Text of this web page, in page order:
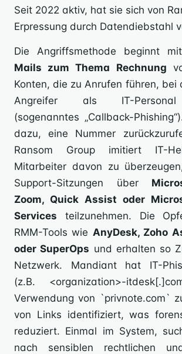
Seit 2022 aktiv, hat sie sich von
Erpressung durch Datendiebstahl
Die Angriffsmethode beginnt
Mails zum Thema Rechnung
Konten, die zu Anrufen führen, bei
Angreifer als IT-
(sogenanntes „Callback-
dazu, eine Nummer
Ransom Group imitiert IT-
Mitarbeiter davon zu
Support-Sitzungen über
Zoom, Quick Assist oder
Services teilzunehmen. Die
RMM-Tools wie AnyDesk, Zoho
oder SuperOps und erhalten so
Netzwerk. Mandiant hat IT-
(z.B. <organization>-
Verwendung von `privnote.com`
von Links identifiziert, was
reduziert. Einmal im System,
nach sensiblen rechtlichen